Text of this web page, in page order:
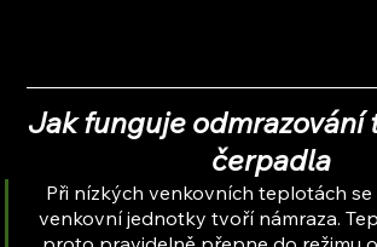
Jak funguje odmrazování
čerpadla
Při nízkých venkovních teplotách
venkovní jednotky tvoří námraza.